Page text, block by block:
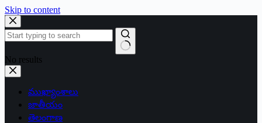
Skip to content
No results
ముఖ్యాంశాలు
జాతీయం
తెలంగాణ